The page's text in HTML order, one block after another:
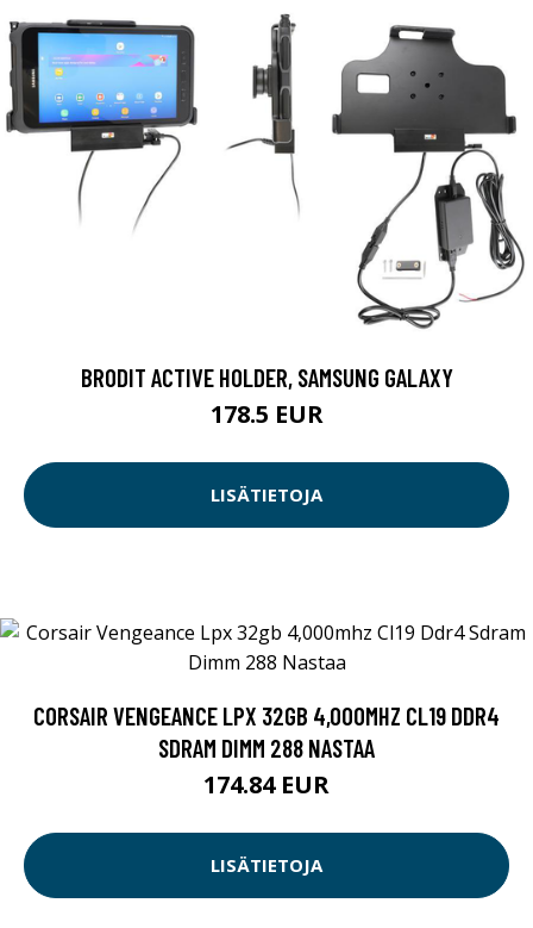
BRODIT ACTIVE HOLDER, SAMSUNG GALAXY
178.5 EUR
LISÄTIETOJA
CORSAIR VENGEANCE LPX 32GB 4,000MHZ CL19 DDR4
SDRAM DIMM 288 NASTAA
174.84 EUR
LISÄTIETOJA